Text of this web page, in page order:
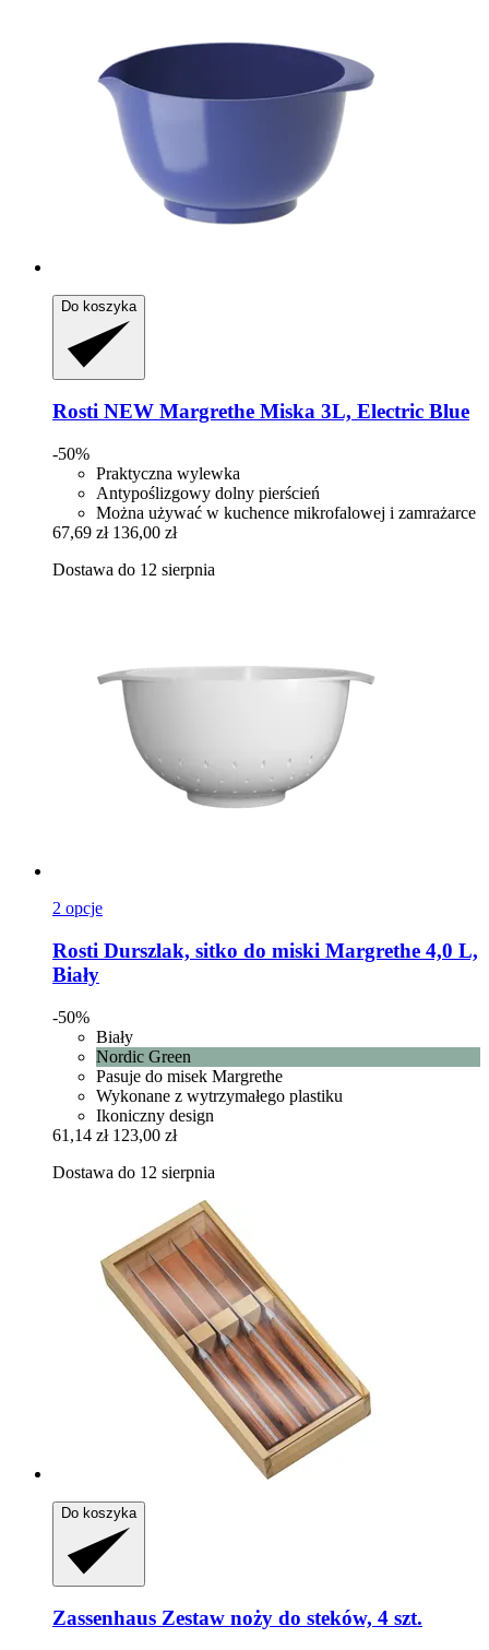
Do koszyka
Rosti NEW Margrethe Miska 3L, Electric Blue
-50%
Praktyczna wylewka
Antypoślizgowy dolny pierścień
Można używać w kuchence mikrofalowej i zamrażarce
67,69 zł 136,00 zł
Dostawa do 12 sierpnia
2 opcje
Rosti Durszlak, sitko do miski Margrethe 4,0 L,
Biały
-50%
Biały
Nordic Green
Pasuje do misek Margrethe
Wykonane z wytrzymałego plastiku
Ikoniczny design
61,14 zł 123,00 zł
Dostawa do 12 sierpnia
Do koszyka
Zassenhaus Zestaw noży do steków, 4 szt.